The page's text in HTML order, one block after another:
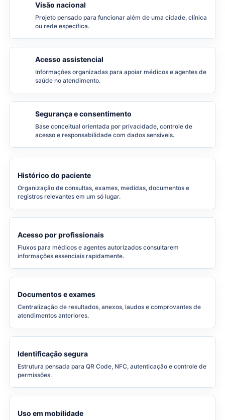
Visão nacional
Projeto pensado para funcionar além de uma cidade, clínica
ou rede específica.
Acesso assistencial
Informações organizadas para apoiar médicos e agentes de
saúde no atendimento.
Segurança e consentimento
Base conceitual orientada por privacidade, controle de
acesso e responsabilidade com dados sensíveis.
Histórico do paciente
Organização de consultas, exames, medidas, documentos e
registros relevantes em um só lugar.
Acesso por profissionais
Fluxos para médicos e agentes autorizados consultarem
informações essenciais rapidamente.
Documentos e exames
Centralização de resultados, anexos, laudos e comprovantes de
atendimentos anteriores.
Identificação segura
Estrutura pensada para QR Code, NFC, autenticação e controle de
permissões.
Uso em mobilidade